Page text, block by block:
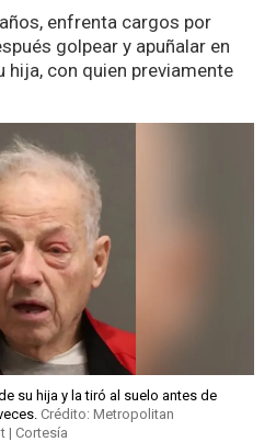
enfrenta cargos por
golpear y apuñalar en
hija, con quien previamente
su hija y la tiró al suelo antes de
Crédito: Metropolitan
| Cortesía